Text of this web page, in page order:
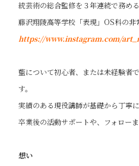
統芸術の総合監修を３年連続で務める
藤沢翔陵高等学校「表現」OS科の非
https://www.instagram.com/
藍について初心者、または未経験者
す。
実績のある現役講師が基礎から丁寧に
卒業後の活動サポートや、フォローま
想い